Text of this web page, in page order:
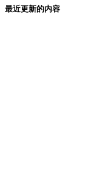
最近更新的内容